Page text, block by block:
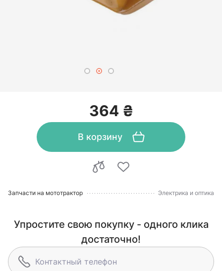
364 ₴
В корзину
Запчасти на мототрактор Электрика и оптика
Упростите свою покупку - одного клика
достаточно!